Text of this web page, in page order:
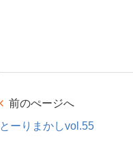
前のぺージへ
とーりまかしvol.55